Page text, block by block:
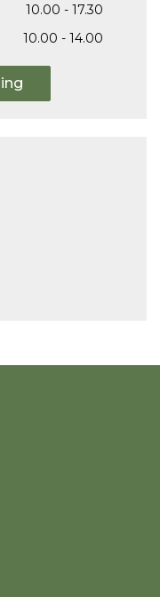
10.00 - 17.30
10.00 - 14.00